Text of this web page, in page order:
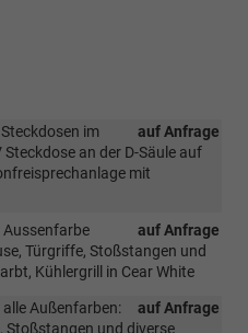
auf Anfrage
im
an der D-Säule auf
mit
auf Anfrage
Aussenfarbe
Türgriffe, Stoßstangen und
Kühlergrill in Cear White
auf Anfrage
Außenfarben:
Stoßstangen und diverse